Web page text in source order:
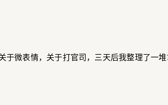
于微表情，关于打官司，三天后我整理了一